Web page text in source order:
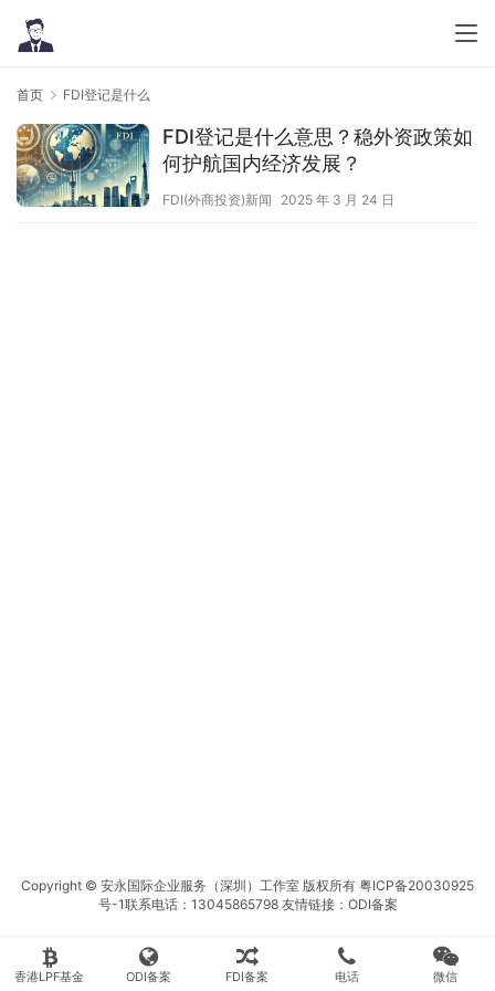
首页 FDI登记是什么
FDI登记是什么意思？稳外资政策如
何护航国内经济发展？
FDI(外商投资)新闻 2025 年 3 月 24 日
Copyright © 安永国际企业服务（深圳）工作室 版权所有 粤ICP备20030925
号-1联系电话：13045865798 友情链接： ODI备案
香港LPF基金 ODI备案 FDI备案 电话 微信